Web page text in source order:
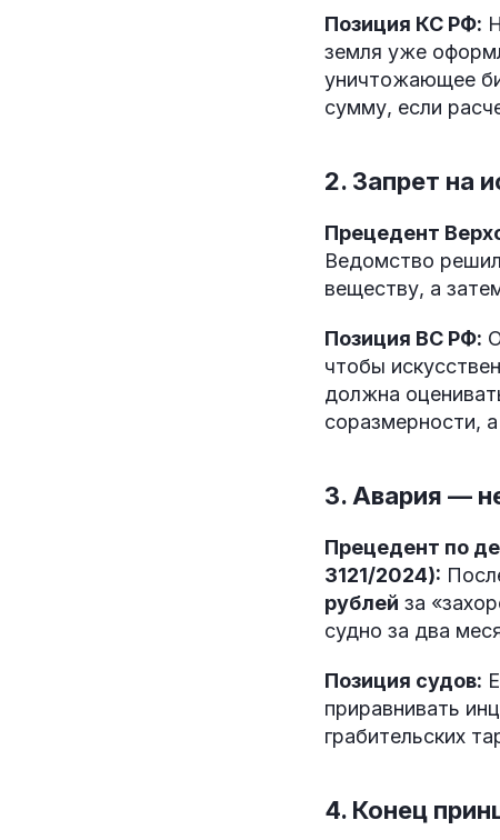
Позиция КС РФ:
земля уже
уничтожающее
сумму, если
2. Запрет на
Прецедент
Ведомство
веществу, а
Позиция ВС РФ:
чтобы
должна
соразмерности,
3. Авария —
Прецедент по
3121/2024):
рублей за
судно за два
Позиция судов:
приравнивать
грабительских
4. Конец